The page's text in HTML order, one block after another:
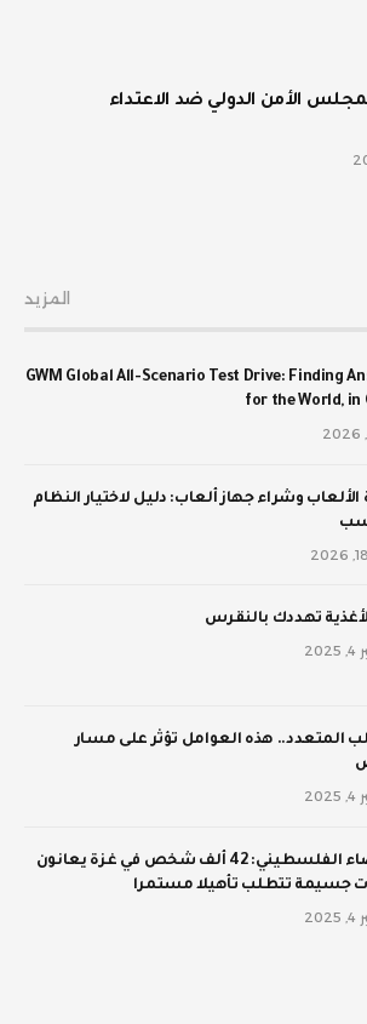
الأمن الدولي ضد الاعتداء
المزيد
GWM Global All-Scenario Test Drive: Finding
for the World, in
الألعاب وشراء جهاز ألعاب: دليل لاختيار النظام
تهددك بالنقرس
المتعدد.. هذه العوامل تؤثر على مسار
الإحصاء الفلسطيني: 42 ألف شخص في غزة يعانون
جسيمة تتطلب تأهيلا مستمرا